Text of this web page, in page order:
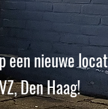
een nieuwe
Den Haag!